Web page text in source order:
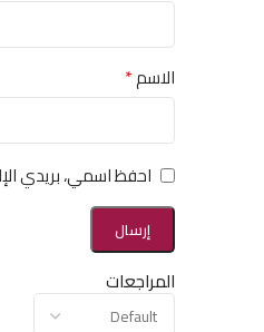
المراجعات
الاسم*
احفظ اسمي، بريدي